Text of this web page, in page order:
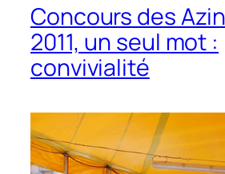
Concours des
2011, un seul mot :
convivialité